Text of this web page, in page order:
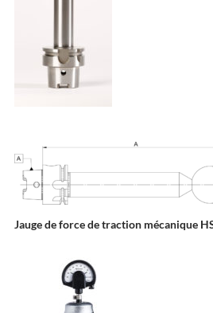
Jauge de force de traction mécanique